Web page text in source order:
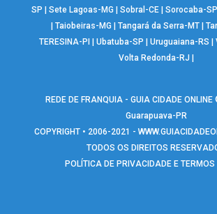
SP
|Sete Lagoas-MG |Sobral-CE |Sorocaba-SP
Taiobeiras-MG Tangará da Serra-MT|
TERESINA-PI
|Ubatuba-SP |Uruguaiana-RS |
Volta Redonda-RJ
REDE DE FRANQUIA - GUIA CIDADE
Guarapuava-PR
COPYRIGHT • 2006-2021 -
TODOS OS DIREITOS
POLÍTICA DE PRIVACIDADE E TERMOS